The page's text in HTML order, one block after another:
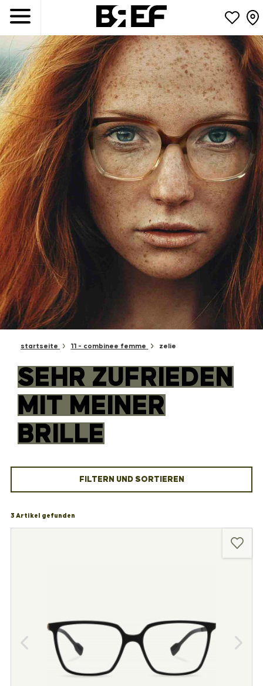
startseite 11 - combinee femme zelie
SEHR ZUFRIEDEN
MIT MEINER
BRILLE
FILTERN UND SORTIEREN
3 Artikel gefunden